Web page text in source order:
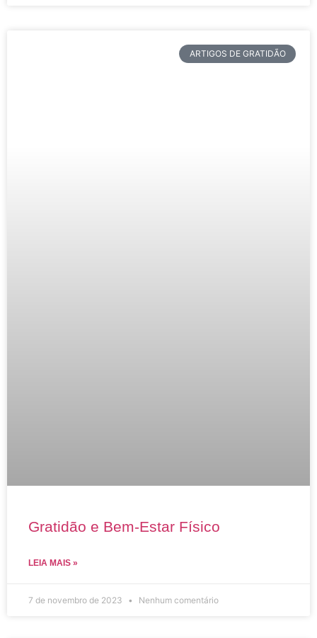
ARTIGOS DE GRATIDÃO
Gratidão e Bem-Estar Físico
LEIA MAIS »
7 de novembro de 2023 Nenhum comentário